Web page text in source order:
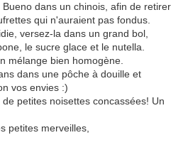
dans un chinois, afin de retirer
qui n'auraient pas fondus.
versez-la dans un grand bol,
le sucre glace et le nutella.
mélange bien homogène.
dans une pôche à douille et
vos envies :)
petites noisettes concassées! Un
petites merveilles,